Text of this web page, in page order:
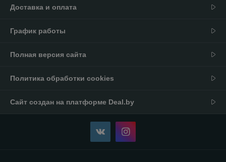
Доставка и оплата
График работы
Полная версия сайта
Политика обработки cookies
Сайт создан на платформе Deal.by